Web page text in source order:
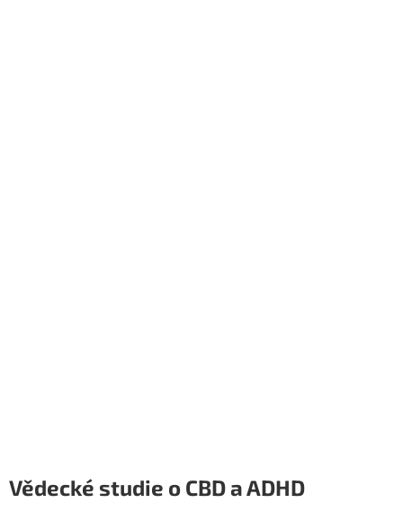
Vědecké studie o CBD a ADHD